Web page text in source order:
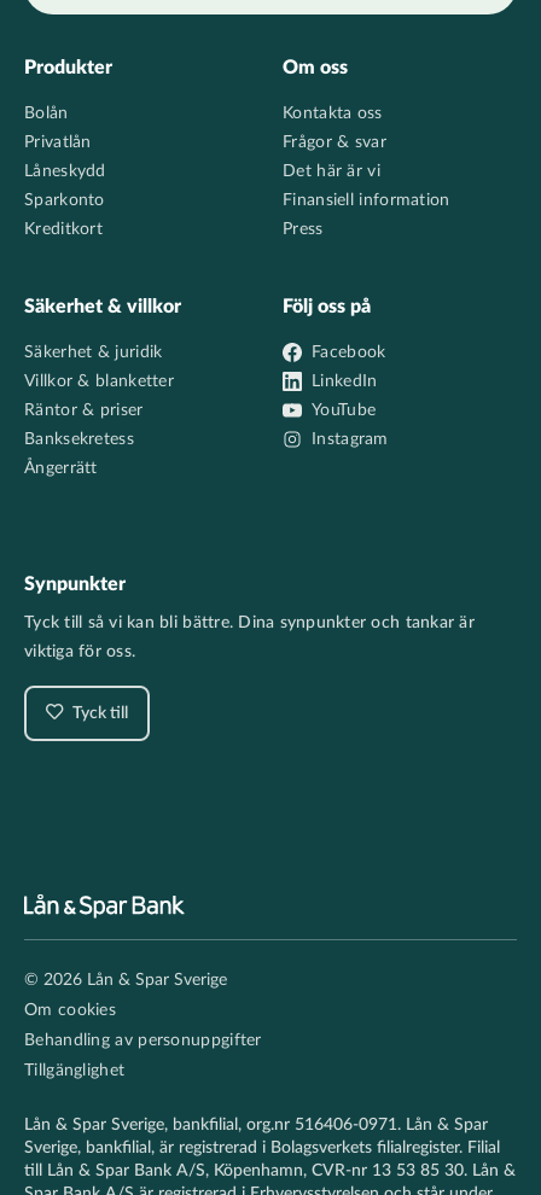
Footer
Produkter
Bolån
Privatlån
Låneskydd
Sparkonto
Kreditkort
Om oss
Kontakta oss
Frågor & svar
Det här är vi
Finansiell information
Press
Säkerhet & villkor
Säkerhet & juridik
Villkor & blanketter
Räntor & priser
Banksekretess
Ångerrätt
Följ oss på
Facebook
LinkedIn
YouTube
Instagram
Synpunkter
Tyck till så vi kan bli bättre. Dina synpunkter och tankar är
viktiga för oss.
Tyck till
secondary
© 2026 Lån & Spar Sverige
Om cookies
Behandling av personuppgifter
Tillgänglighet
Lån & Spar Sverige, bankfilial, org.nr 516406-0971. Lån & Spar
Sverige, bankfilial, är registrerad i Bolagsverkets filialregister. Filial
till Lån & Spar Bank A/S, Köpenhamn, CVR-nr 13 53 85 30. Lån &